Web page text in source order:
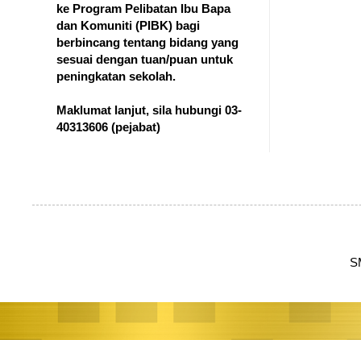
ke Program Pelibatan Ibu Bapa
dan Komuniti (PIBK) bagi
berbincang tentang bidang yang
sesuai dengan tuan/puan untuk
peningkatan sekolah.
Maklumat lanjut, sila hubungi 03-
40313606 (pejabat)